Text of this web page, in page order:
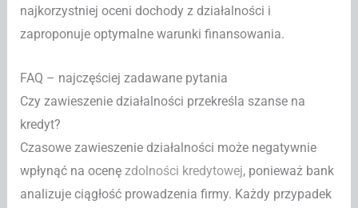
najkorzystniej oceni dochody z działalności i
zaproponuje optymalne warunki finansowania.
FAQ – najczęściej zadawane pytania
Czy zawieszenie działalności przekreśla szanse na
kredyt?
Czasowe zawieszenie działalności może negatywnie
wpłynąć na ocenę zdolności kredytowej, ponieważ bank
analizuje ciągłość prowadzenia firmy. Każdy przypadek